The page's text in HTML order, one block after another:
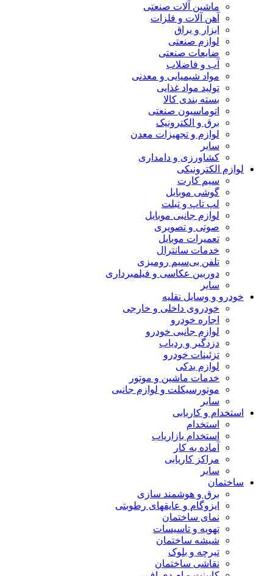
ماشین آلات صنعتی
آهن آلات و فلزات
ابزار و یراق
لوازم صنعتی
ضایعات صنعتی
آب و فاضلاب
مواد شیمیایی و معدنی
تولید مواد غذایی
بسته بندی کالا
اتوماسیون صنعتی
برق و الکترونیک
لوازم و تجهیزات معدن
سایر
کشاورزی و دامداری
لوازم الکترونیکی
سیم کارت
گوشی موبایل
لپ تاپ و تبلت
لوازم جانبی موبایل
صوتی و تصویری
تعمیرات موبایل
خدمات سانترال
تلفن بی‌سیم رومیزی
دوربین عکاسی و فیلمبرداری
سایر
خودرو و وسایل نقلیه
خودروی داخلی و خارجی
اجاره خودرو
لوازم جانبی خودرو
دزدگیر و ردیاب
تزئینات خودرو
لوازم یدکی
خدمات ماشین و موتور
موتورسیکلت و لوازم جانبی
سایر
استخدام و کاریابی
استخدام
استخدام بازاریاب
آماده به کار
مراکز کاریابی
سایر
ساختمان
برق و هوشمند سازی
ایزوگام و عایقهای رطوبتی
نمای ساختمان
تهویه و تاسیسات
شیشه ساختمان
تیرچه و بلوک
نقاشی ساختمان